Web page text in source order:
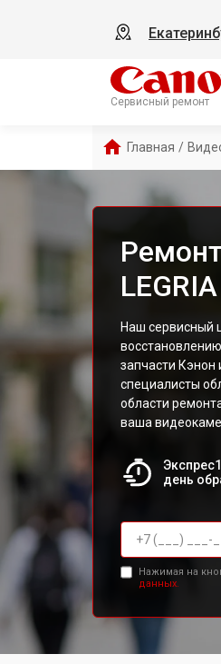
Сервисный ремонт
Главная /
Наш сервисный
запчасти
специалисты
области
ваша
день
Нажимая на
данных.